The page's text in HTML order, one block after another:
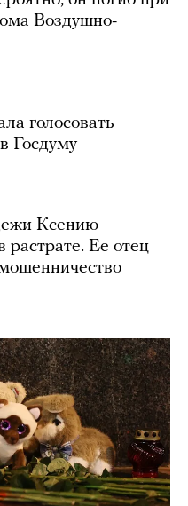
Воздушно-
голосовать
Госдуму
Ксению
растрате. Ее отец